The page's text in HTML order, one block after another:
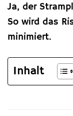
Ja, der
So wird das
minimiert.
Inhalt